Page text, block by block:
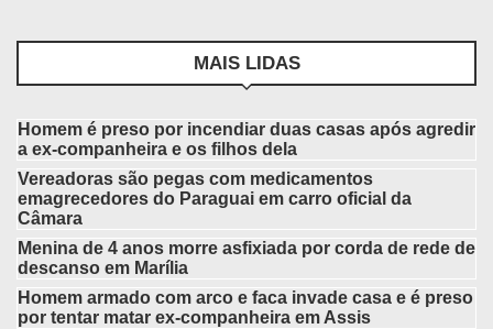
MAIS LIDAS
Homem é preso por incendiar duas casas após agredir
a ex-companheira e os filhos dela
Vereadoras são pegas com medicamentos
emagrecedores do Paraguai em carro oficial da
Câmara
Menina de 4 anos morre asfixiada por corda de rede de
descanso em Marília
Homem armado com arco e faca invade casa e é preso
por tentar matar ex-companheira em Assis